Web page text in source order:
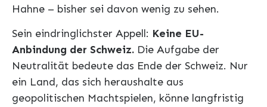
Hahne – bisher sei davon wenig zu sehen.
Sein eindringlichster Appell: Keine EU-
Anbindung der Schweiz. Die Aufgabe der
Neutralität bedeute das Ende der Schweiz. Nur
ein Land, das sich heraushalte aus
geopolitischen Machtspielen, könne langfristig